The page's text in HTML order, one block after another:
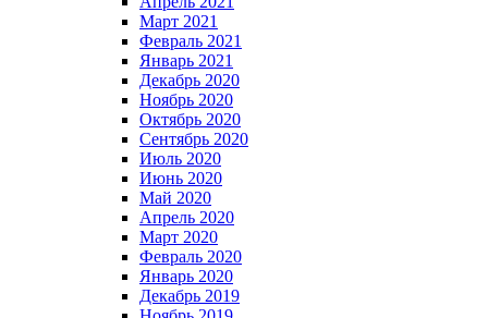
Март 2021
Февраль 2021
Январь 2021
Декабрь 2020
Ноябрь 2020
Октябрь 2020
Сентябрь 2020
Июль 2020
Июнь 2020
Май 2020
Апрель 2020
Март 2020
Февраль 2020
Январь 2020
Декабрь 2019